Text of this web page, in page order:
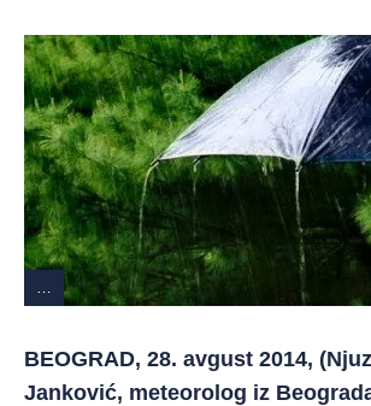
…
BEOGRAD, 28. avgust 2014,
Janković, meteorolog iz